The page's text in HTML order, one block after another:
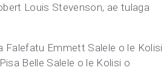
Louis Stevenson, ae tulaga
Falefatu Emmett Salele o le Kolisi
Belle Salele o le Kolisi o